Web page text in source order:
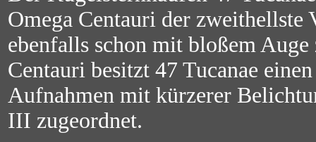
Omega Centauri der
ebenfalls schon mit bloßem
Centauri besitzt 47 Tucanae
Aufnahmen mit kürzerer
III zugeordnet.